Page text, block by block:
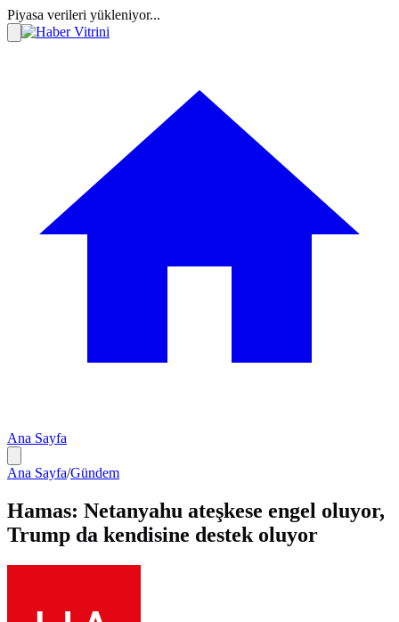
Piyasa verileri yükleniyor...
Ana Sayfa
Ana Sayfa/Gündem
Hamas: Netanyahu ateşkese engel oluyor,
Trump da kendisine destek oluyor